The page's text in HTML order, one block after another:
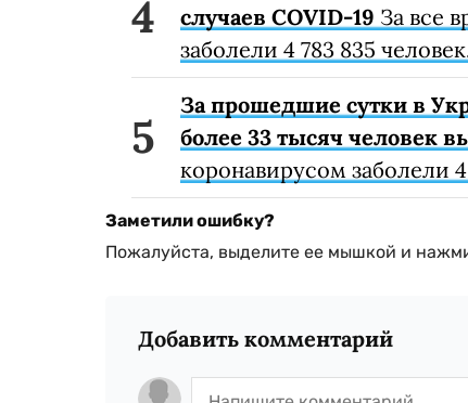
случаев COVID-19 За все
заболели 4 783 835
За прошедшие сутки в
более 33 тысяч человек
коронавирусом заболели 4
Заметили ошибку?
Пожалуйста, выделите ее мышкой и
Добавить комментарий